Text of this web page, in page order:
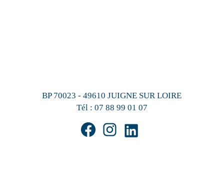
BP 70023 - 49610 JUIGNE SUR LOIRE
Tél : 07 88 99 01 07